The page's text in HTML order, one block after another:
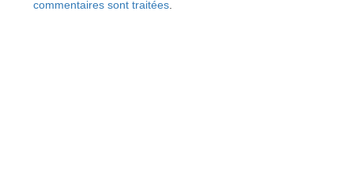
commentaires sont traitées